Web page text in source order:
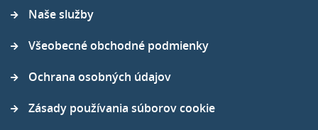
Naše služby
Všeobecné obchodné podmienky
Ochrana osobných údajov
Zásady používania súborov cookie